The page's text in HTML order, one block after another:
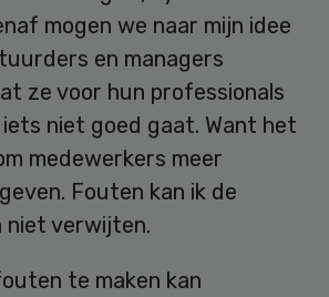
mogen we naar mijn idee
en managers
ze voor hun professionals
iets niet goed gaat. Want het
medewerkers meer
Fouten kan ik de
niet verwijten.
te maken kan